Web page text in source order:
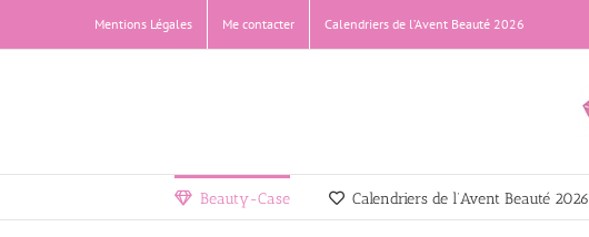
contenu
Mentions Légales Me contacter Calendriers de l’Avent Beauté 2026
Beauty-Case Calendriers de l’Avent Beauté 2026